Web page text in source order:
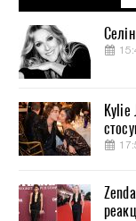
Kylie